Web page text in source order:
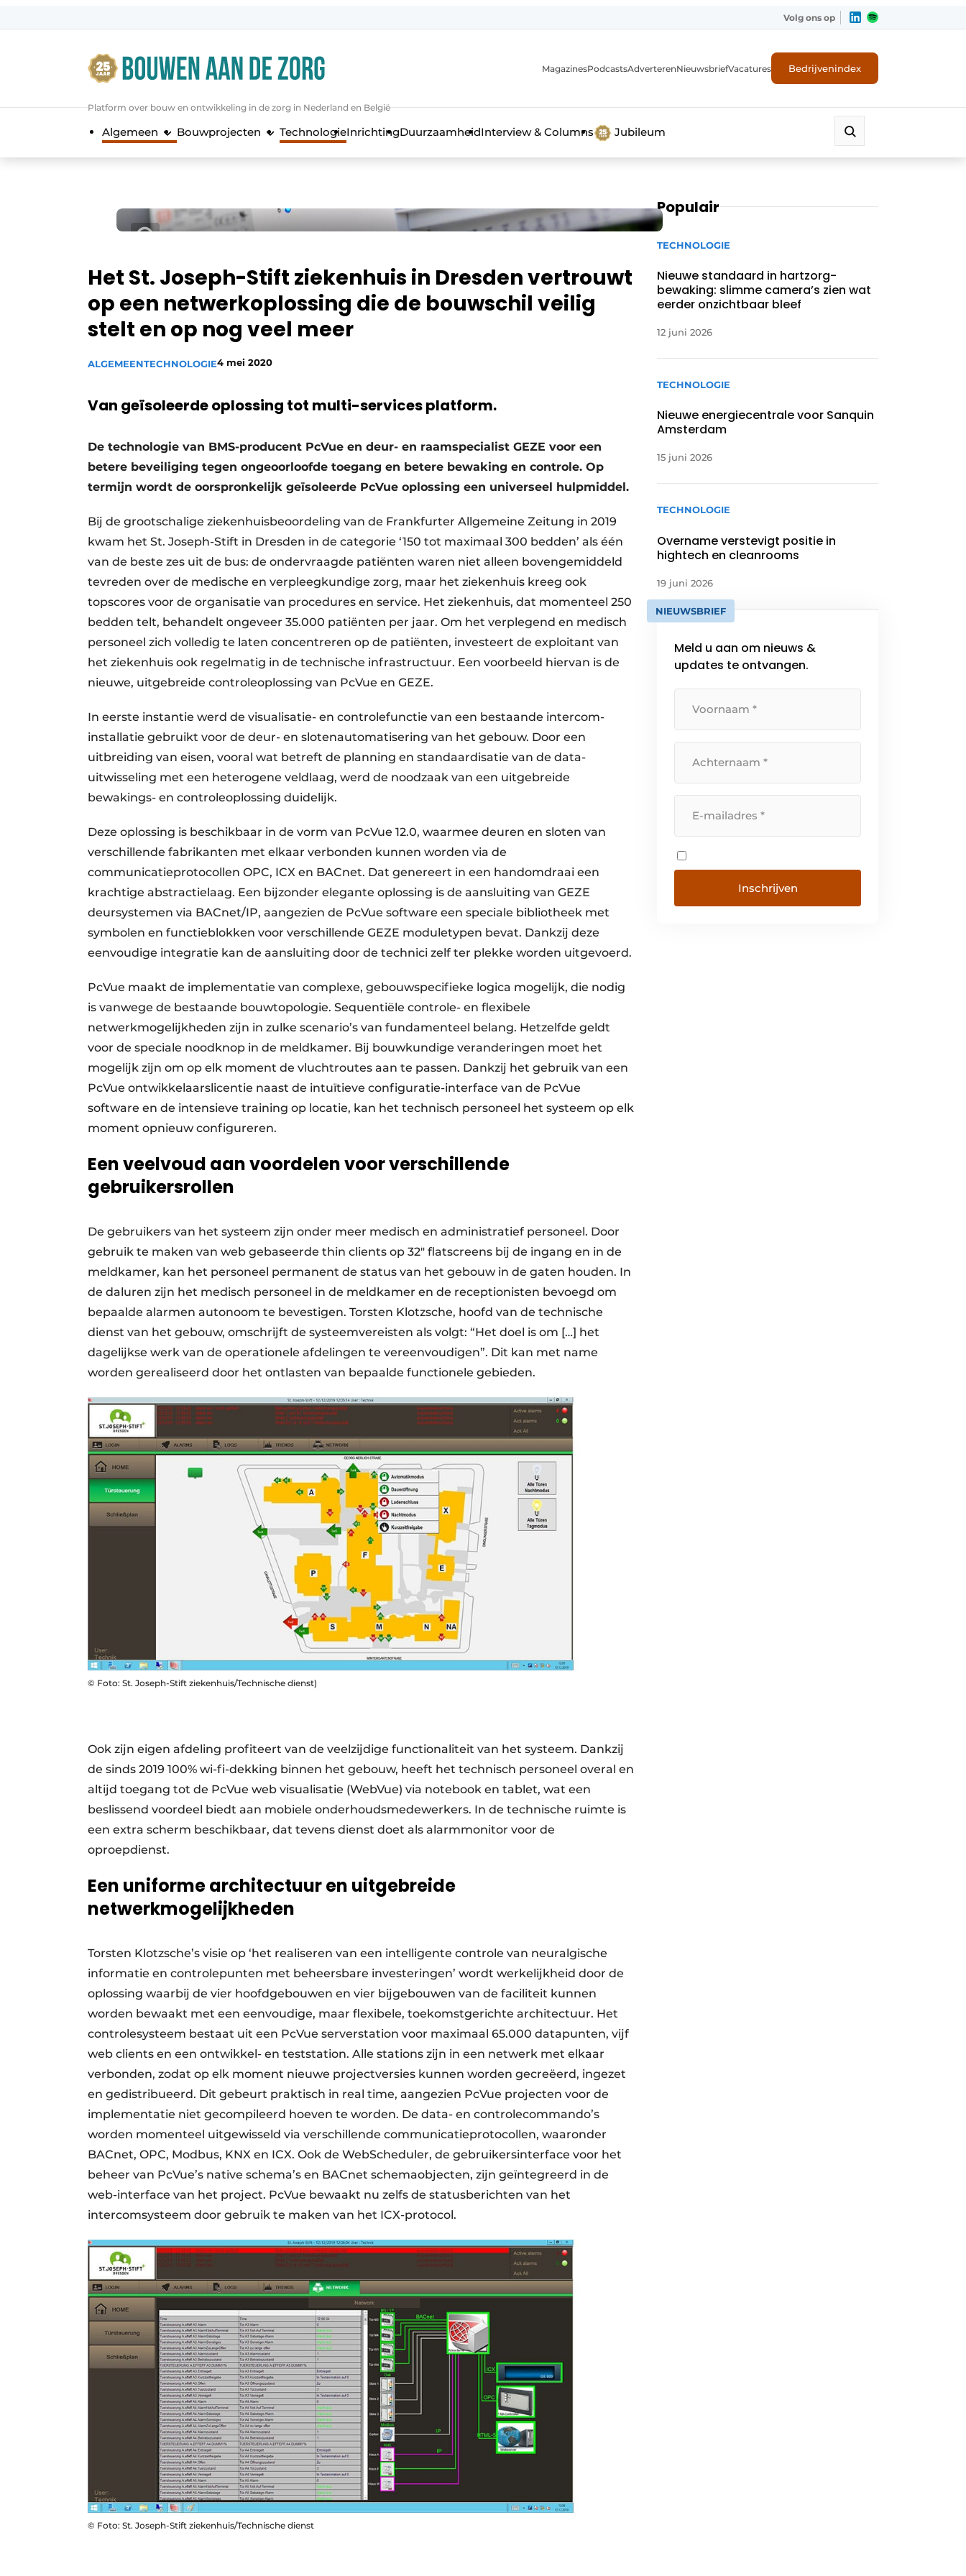
Algemene voorwaarden
Contact
Jaarboek
Nieuwsbrief
Podcasts
Privacy / Cookie statement
Vacature aanmelden
Video’s
Volg ons op
Platform over bouw en ontwikkeling in de zorg in Nederland en België
MagazinesPodcastsAdverterenNieuwsbriefVacatures Bedrijvenindex
Algemeen Bouwprojecten TechnologieInrichtingDuurzaamheidInterview & Columns Jubileum
Het St. Joseph-Stift ziekenhuis in Dresden vertrouwt
op een netwerkoplossing die de bouwschil veilig
stelt en op nog veel meer
ALGEMEENTECHNOLOGIE4 mei 2020
Van geïsoleerde oplossing tot multi-services platform.
De technologie van BMS-producent PcVue en deur- en raamspecialist GEZE voor een
betere beveiliging tegen ongeoorloofde toegang en betere bewaking en controle. Op
termijn wordt de oorspronkelijk geïsoleerde PcVue oplossing een universeel hulpmiddel.
Bij de grootschalige ziekenhuisbeoordeling van de Frankfurter Allgemeine Zeitung in 2019
kwam het St. Joseph-Stift in Dresden in de categorie ‘150 tot maximaal 300 bedden’ als één
van de beste zes uit de bus: de ondervraagde patiënten waren niet alleen bovengemiddeld
tevreden over de medische en verpleegkundige zorg, maar het ziekenhuis kreeg ook
topscores voor de organisatie van procedures en service. Het ziekenhuis, dat momenteel 250
bedden telt, behandelt ongeveer 35.000 patiënten per jaar. Om het verplegend en medisch
personeel zich volledig te laten concentreren op de patiënten, investeert de exploitant van
het ziekenhuis ook regelmatig in de technische infrastructuur. Een voorbeeld hiervan is de
nieuwe, uitgebreide controleoplossing van PcVue en GEZE.
In eerste instantie werd de visualisatie- en controlefunctie van een bestaande intercom-
installatie gebruikt voor de deur- en slotenautomatisering van het gebouw. Door een
uitbreiding van eisen, vooral wat betreft de planning en standaardisatie van de data-
uitwisseling met een heterogene veldlaag, werd de noodzaak van een uitgebreide
bewakings- en controleoplossing duidelijk.
Deze oplossing is beschikbaar in de vorm van PcVue 12.0, waarmee deuren en sloten van
verschillende fabrikanten met elkaar verbonden kunnen worden via de
communicatieprotocollen OPC, ICX en BACnet. Dat genereert in een handomdraai een
krachtige abstractielaag. Een bijzonder elegante oplossing is de aansluiting van GEZE
deursystemen via BACnet/IP, aangezien de PcVue software een speciale bibliotheek met
symbolen en functieblokken voor verschillende GEZE moduletypen bevat. Dankzij deze
eenvoudige integratie kan de aansluiting door de technici zelf ter plekke worden uitgevoerd.
PcVue maakt de implementatie van complexe, gebouwspecifieke logica mogelijk, die nodig
is vanwege de bestaande bouwtopologie. Sequentiële controle- en flexibele
netwerkmogelijkheden zijn in zulke scenario’s van fundamenteel belang. Hetzelfde geldt
voor de speciale noodknop in de meldkamer. Bij bouwkundige veranderingen moet het
mogelijk zijn om op elk moment de vluchtroutes aan te passen. Dankzij het gebruik van een
PcVue ontwikkelaarslicentie naast de intuïtieve configuratie-interface van de PcVue
software en de intensieve training op locatie, kan het technisch personeel het systeem op elk
moment opnieuw configureren.
Een veelvoud aan voordelen voor verschillende
gebruikersrollen
De gebruikers van het systeem zijn onder meer medisch en administratief personeel. Door
gebruik te maken van web gebaseerde thin clients op 32″ flatscreens bij de ingang en in de
meldkamer, kan het personeel permanent de status van het gebouw in de gaten houden. In
de daluren zijn het medisch personeel in de meldkamer en de receptionisten bevoegd om
bepaalde alarmen autonoom te bevestigen. Torsten Klotzsche, hoofd van de technische
dienst van het gebouw, omschrijft de systeemvereisten als volgt: “Het doel is om […] het
dagelijkse werk van de operationele afdelingen te vereenvoudigen”. Dit kan met name
worden gerealiseerd door het ontlasten van bepaalde functionele gebieden.
© Foto: St. Joseph-Stift ziekenhuis/Technische dienst)
Ook zijn eigen afdeling profiteert van de veelzijdige functionaliteit van het systeem. Dankzij
de sinds 2019 100% wi-fi-dekking binnen het gebouw, heeft het technisch personeel overal en
altijd toegang tot de PcVue web visualisatie (WebVue) via notebook en tablet, wat een
beslissend voordeel biedt aan mobiele onderhoudsmedewerkers. In de technische ruimte is
een extra scherm beschikbaar, dat tevens dienst doet als alarmmonitor voor de
oproepdienst.
Een uniforme architectuur en uitgebreide
netwerkmogelijkheden
Torsten Klotzsche’s visie op ‘het realiseren van een intelligente controle van neuralgische
informatie en controlepunten met beheersbare investeringen’ wordt werkelijkheid door de
oplossing waarbij de vier hoofdgebouwen en vier bijgebouwen van de faciliteit kunnen
worden bewaakt met een eenvoudige, maar flexibele, toekomstgerichte architectuur. Het
controlesysteem bestaat uit een PcVue serverstation voor maximaal 65.000 datapunten, vijf
web clients en een ontwikkel- en teststation. Alle stations zijn in een netwerk met elkaar
verbonden, zodat op elk moment nieuwe projectversies kunnen worden gecreëerd, ingezet
en gedistribueerd. Dit gebeurt praktisch in real time, aangezien PcVue projecten voor de
implementatie niet gecompileerd hoeven te worden. De data- en controlecommando’s
worden momenteel uitgewisseld via verschillende communicatieprotocollen, waaronder
BACnet, OPC, Modbus, KNX en ICX. Ook de WebScheduler, de gebruikersinterface voor het
beheer van PcVue’s native schema’s en BACnet schemaobjecten, zijn geïntegreerd in de
web-interface van het project. PcVue bewaakt nu zelfs de statusberichten van het
intercomsysteem door gebruik te maken van het ICX-protocol.
© Foto: St. Joseph-Stift ziekenhuis/Technische dienst
Populair
TECHNOLOGIE
Nieuwe standaard in hartzorg-
bewaking: slimme camera’s zien wat
eerder onzichtbaar bleef
12 juni 2026
TECHNOLOGIE
Nieuwe energiecentrale voor Sanquin
Amsterdam
15 juni 2026
TECHNOLOGIE
Overname verstevigt positie in
hightech en cleanrooms
19 juni 2026
NIEUWSBRIEF
Meld u aan om nieuws &
updates te ontvangen.